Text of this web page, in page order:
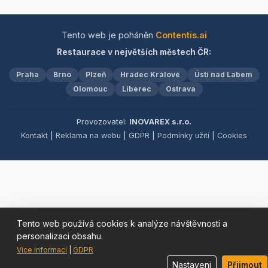
Tento web používá cookies k analýze návštěvnosti a
personalizaci obsahu.
Více informací GDPR
Nastaveni Přijmout
připraveny z prvotřídních
surovin. Doplnit je můžete
zlatavými hranolky,
křupavými cibulovými
domácím salátem
coleslaw. Pro dokonalý
které povýší každý pokrm
na umělecké dílo. Přijďte a
prostředí, kde každý detail
Tento web je poháněn Contentis.ai
Restaurace v největších městech ČR:
Praha Brno Plzeň Hradec Králové
Ústí nad Labem
Olomouc
Liberec Ostrava
Provozovatel: INOVAREX s.r.o.
Kontakt
Reklama na webu GDPR Podmínky užití Cookies